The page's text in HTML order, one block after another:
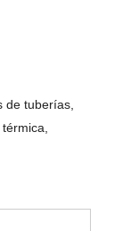
de tuberías,